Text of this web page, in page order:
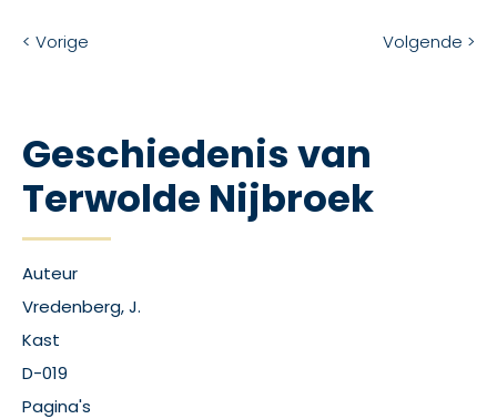
< Vorige Volgende >
Geschiedenis van
Terwolde Nijbroek
Auteur
Vredenberg, J.
Kast
D-019
Pagina's